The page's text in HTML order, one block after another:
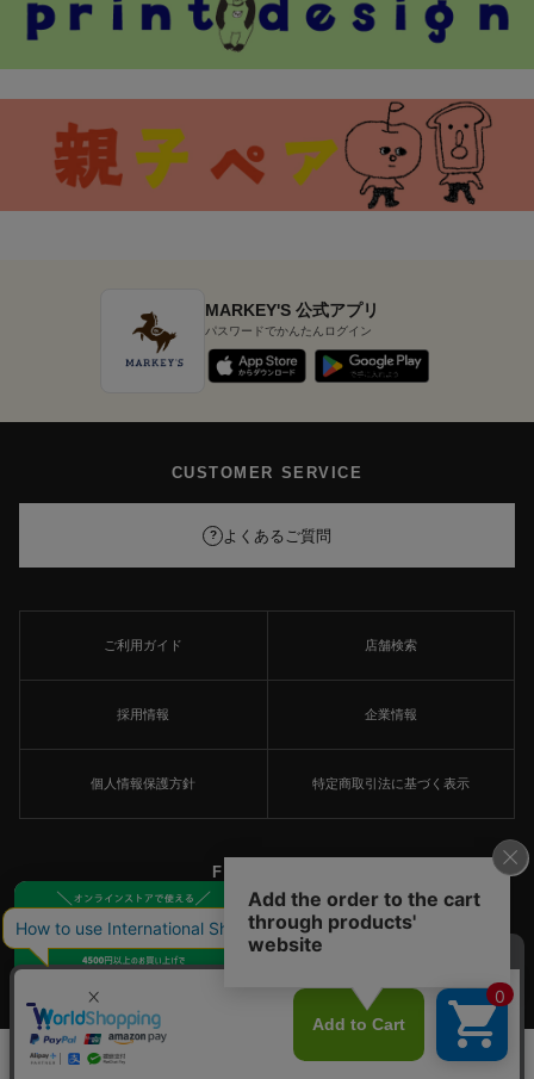
MARKEY'S 公式アプリ
パスワードでかんたんログイン
CUSTOMER SERVICE
? よくあるご質問
ご利用ガイド 店舗検索
採用情報 企業情報
個人情報保護方針 特定商取引法に基づく表示
FOLLOW US
© MARKEY'S Co., Ltd. All Rights Reserved.